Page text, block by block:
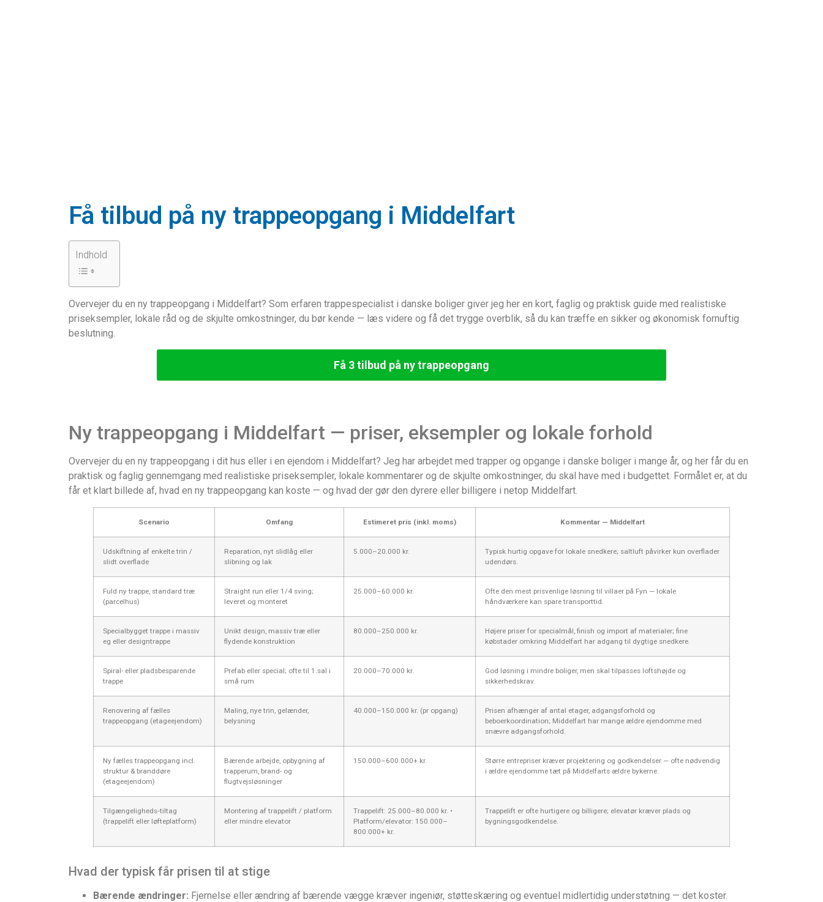
Få tilbud på ny trappeopgang i Middelfart
Indhold
Overvejer du en ny trappeopgang i Middelfart? Som erfaren trappespecialist i danske boliger giver jeg her en kort, faglig og praktisk guide med realistiske
priseksempler, lokale råd og de skjulte omkostninger, du bør kende — læs videre og få det trygge overblik, så du kan træffe en sikker og økonomisk fornuftig
beslutning.
Få 3 tilbud på ny trappeopgang
Ny trappeopgang i Middelfart — priser, eksempler og lokale forhold
Overvejer du en ny trappeopgang i dit hus eller i en ejendom i Middelfart? Jeg har arbejdet med trapper og opgange i danske boliger i mange år, og her får du en
praktisk og faglig gennemgang med realistiske priseksempler, lokale kommentarer og de skjulte omkostninger, du skal have med i budgettet. Formålet er, at du
får et klart billede af, hvad en ny trappeopgang kan koste — og hvad der gør den dyrere eller billigere i netop Middelfart.
Scenario Omfang Estimeret pris (inkl. moms) Kommentar — Middelfart
Udskiftning af enkelte trin /
slidt overflade
Reparation, nyt slidlåg eller
slibning og lak
5.000–20.000 kr.
Typisk hurtig opgave for lokale snedkere; saltluft påvirker kun overflader
udendørs.
Fuld ny trappe, standard træ
(parcelhus)
Straight run eller 1/4 sving;
leveret og monteret
25.000–60.000 kr.
Ofte den mest prisvenlige løsning til villaer på Fyn — lokale
håndværkere kan spare transporttid.
Specialbygget trappe i massiv
eg eller designtrappe
Unikt design, massiv træ eller
flydende konstruktion
80.000–250.000 kr.
Højere priser for specialmål, finish og import af materialer; fine
købstader omkring Middelfart har adgang til dygtige snedkere.
Spiral- eller pladsbesparende
trappe
Prefab eller special; ofte til 1.sal i
små rum
20.000–70.000 kr.
God løsning i mindre boliger, men skal tilpasses loftshøjde og
sikkerhedskrav.
Renovering af fælles
trappeopgang (etageejendom)
Maling, nye trin, gelænder,
belysning
40.000–150.000 kr. (pr opgang)
Prisen afhænger af antal etager, adgangsforhold og
beboerkoordination; Middelfart har mange ældre ejendomme med
snævre adgangsforhold.
Ny fælles trappeopgang incl.
struktur & branddøre
(etageejendom)
Bærende arbejde, opbygning af
trapperum, brand- og
flugtvejsløsninger
150.000–600.000+ kr.
Større entrepriser kræver projektering og godkendelser — ofte nødvendig
i ældre ejendomme tæt på Middelfarts ældre bykerne.
Tilgængeligheds‑tiltag
(trappelift eller løfteplatform)
Montering af trappelift / platform
eller mindre elevator
Trappelift: 25.000–80.000 kr. •
Platform/elevator: 150.000–
800.000+ kr.
Trappelift er ofte hurtigere og billigere; elevatør kræver plads og
bygningsgodkendelse.
Hvad der typisk får prisen til at stige
Bærende ændringer: Fjernelse eller ændring af bærende vægge kræver ingeniør, støtteskæring og eventuel midlertidig understøtning — det koster.